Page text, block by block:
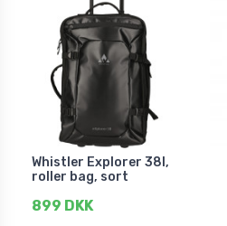
Whistler Explorer 38l,
roller bag, sort
899 DKK